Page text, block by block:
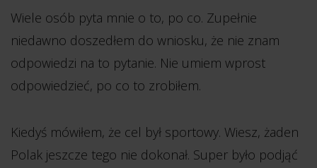
Wiele osób pyta mnie o to, po co. Zupełnie
niedawno doszedłem do wniosku, że nie znam
odpowiedzi na to pytanie. Nie umiem wprost
odpowiedzieć, po co to zrobiłem.
Kiedyś mówiłem, że cel był sportowy. Wiesz, żaden
Polak jeszcze tego nie dokonał. Super było podjąć